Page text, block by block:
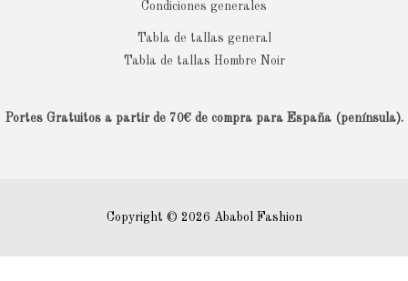
Condiciones generales
Tabla de tallas general
Tabla de tallas Hombre Noir
Portes Gratuitos a partir de 70€ de compra para España (península).
Copyright © 2026 Ababol Fashion